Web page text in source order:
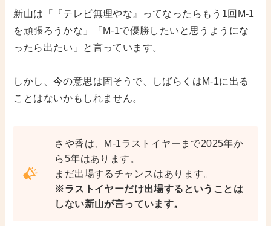
新山は「『テレビ無理やな』ってなったらもう1回M-1
を頑張ろうかな」「M-1で優勝したいと思うようにな
ったら出たい」と言っています。
しかし、今の意思は固そうで、しばらくはM-1に出る
ことはないかもしれません。
さや香は、M-1ラストイヤーまで2025年か
ら5年はあります。
まだ出場するチャンスはあります。
※ラストイヤーだけ出場するということは
しない新山が言っています。